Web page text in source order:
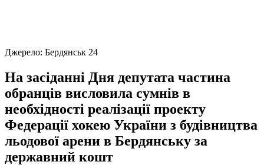
Джерело: Бердянськ 24
На засіданні Дня депутата частина
обранців висловила сумнів в
необхідності реалізації проекту
Федерації хокею України з будівництва
льодової арени в Бердянську за
державний кошт